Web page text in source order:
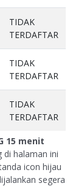
TIDAK
TERDAFTAR
TIDAK
TERDAFTAR
TIDAK
TERDAFTAR
15 menit
di halaman ini
icon hijau
segera